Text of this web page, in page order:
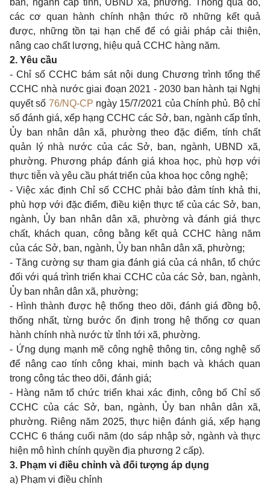
ban, ngành cấp tỉnh, UBND xã, phường. Thông qua đó,
các cơ quan hành chính nhận thức rõ những kết quả
được, những tồn tại hạn chế để có giải pháp cải thiện,
nâng cao chất lượng, hiệu quả CCHC hàng năm.
2. Yêu cầu
- Chỉ số CCHC bám sát nội dung Chương trình tổng thể
CCHC nhà nước giai đoạn 2021 - 2030 ban hành tại Nghị
quyết số 76/NQ-CP ngày 15/7/2021 của Chính phủ. Bộ chỉ
số đánh giá, xếp hạng CCHC các Sở, ban, ngành cấp tỉnh,
Ủy ban nhân dân xã, phường theo đặc điểm, tính chất
quản lý nhà nước của các Sở, ban, ngành, UBND xã,
phường. Phương pháp đánh giá khoa học, phù hợp với
thực tiễn và yêu cầu phát triển của khoa học công nghệ;
- Việc xác định Chỉ số CCHC phải bảo đảm tính khả thi,
phù hợp với đặc điểm, điều kiện thực tế của các Sở, ban,
ngành, Ủy ban nhân dân xã, phường và đánh giá thực
chất, khách quan, công bằng kết quả CCHC hàng năm
của các Sở, ban, ngành, Ủy ban nhân dân xã, phường;
- Tăng cường sự tham gia đánh giá của cá nhân, tổ chức
đối với quá trình triển khai CCHC của các Sở, ban, ngành,
Ủy ban nhân dân xã, phường;
- Hình thành được hệ thống theo dõi, đánh giá đồng bộ,
thống nhất, từng bước ổn định trong hệ thống cơ quan
hành chính nhà nước từ tỉnh tới xã, phường.
- Ứng dụng mạnh mẽ công nghệ thông tin, công nghệ số
để nâng cao tính công khai, minh bạch và khách quan
trong công tác theo dõi, đánh giá;
- Hàng năm tổ chức triển khai xác định, công bố Chỉ số
CCHC của các Sở, ban, ngành, Ủy ban nhân dân xã,
phường. Riêng năm 2025, thực hiện đánh giá, xếp hạng
CCHC 6 tháng cuối năm (do sáp nhập sở, ngành và thực
hiện mô hình chính quyền địa phương 2 cấp).
3. Phạm vi điều chỉnh và đối tượng áp dụng
a) Phạm vi điều chỉnh